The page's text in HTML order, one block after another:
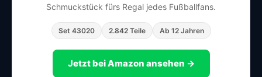
Schmuckstück fürs Regal jedes Fußballfans.
Set 43020 2.842 Teile Ab 12 Jahren
Jetzt bei Amazon ansehen →